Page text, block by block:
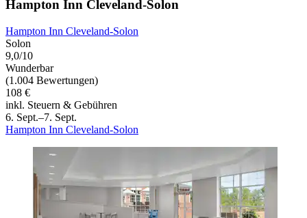
Hampton Inn Cleveland-Solon
Hampton Inn Cleveland-Solon
Solon
9,0/10
Wunderbar
(1.004 Bewertungen)
108 €
inkl. Steuern & Gebühren
6. Sept.–7. Sept.
Hampton Inn Cleveland-Solon